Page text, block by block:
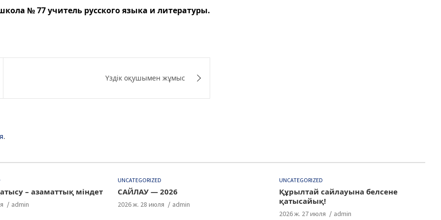
№ 77 учитель русского языка и литературы.
Үздік оқушымен жұмыс
.
– азаматтық міндет
admin
UNCATEGORIZED
САЙЛАУ — 2026
2026 ж. 28 июля admin
UNCATEGORIZED
Құрылтай сайлауына белсене
қатысайық!
2026 ж. 27 июля admin